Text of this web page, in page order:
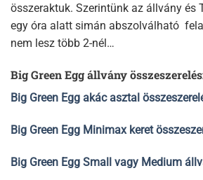
összeraktuk. Szerintünk az állvány és
egy óra alatt simán abszolválható
nem lesz több 2-nél…
Big Green Egg állvány
Big Green Egg akác asztal
Big Green Egg Minimax keret
Big Green Egg Small vagy Medium